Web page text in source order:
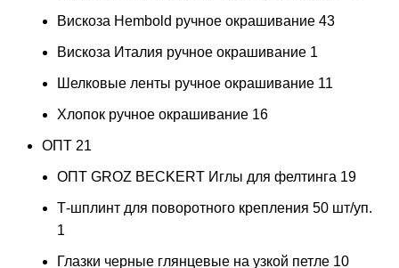
Вискоза Hembold ручное окрашивание 43
Вискоза Италия ручное окрашивание 1
Шелковые ленты ручное окрашивание 11
Хлопок ручное окрашивание 16
ОПТ 21
ОПТ GROZ BECKERT Иглы для фелтинга 19
Т-шплинт для поворотного крепления 50 шт/уп.
1
Глазки черные глянцевые на узкой петле 10